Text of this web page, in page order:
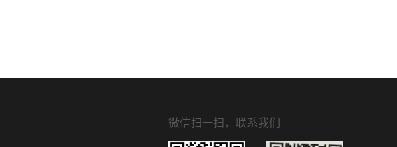
微信扫一扫，联系我们